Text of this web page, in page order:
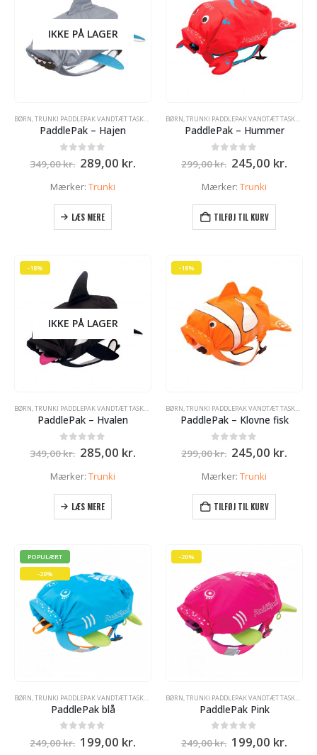
IKKE PÅ LAGER
BØRN,TRUNKI PADDLEPAK VANDTÆT TASKE - RYGSÆK
PaddlePak – Hajen
ud af 5
349,00kr. Den
oprindelige
pris
349,00 kr..
289,00 kr.Den
289,00 kr..
Mærker: Trunki
LÆS MERE
BØRN,TRUNKI PADDLEPAK VANDTÆT TASKE - RYGSÆK
PaddlePak – Hummer
ud af 5
299,00kr. Den
oprindelige
pris
299,00 kr..
245,00 kr.Den
Mærker: Trunki
TILFØJ TIL KURV
-18%
IKKE PÅ LAGER
BØRN,TRUNKI PADDLEPAK VANDTÆT TASKE - RYGSÆK
PaddlePak – Hvalen
ud af 5
349,00kr. Den
oprindelige
pris
349,00 kr..
285,00 kr.Den
285,00 kr..
Mærker: Trunki
LÆS MERE
-18%
BØRN,TRUNKI PADDLEPAK VANDTÆT TASKE - RYGSÆK
PaddlePak – Klovne fisk
ud af 5
299,00kr. Den
oprindelige
pris
299,00 kr..
245,00 kr.Den
Mærker: Trunki
TILFØJ TIL KURV
POPULÆRT
-20%
BØRN,TRUNKI PADDLEPAK VANDTÆT TASKE - RYGSÆK
PaddlePak blå
ud af 5
249,00kr. Den
199,00 kr.Den
-20%
BØRN,TRUNKI PADDLEPAK VANDTÆT TASKE - RYGSÆK
PaddlePak Pink
ud af 5
249,00kr. Den
199,00 kr.Den